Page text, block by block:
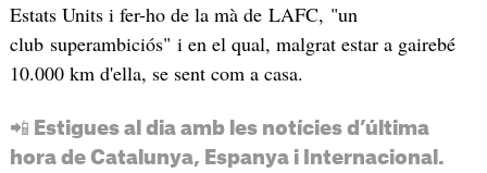
Estats Units i fer-ho de la mà de LAFC, "un
club superambiciós" i en el qual, malgrat estar a gairebé
10.000 km d'ella, se sent com a casa.
📲 Estigues al dia amb les notícies d’última
hora de Catalunya, Espanya i Internacional.